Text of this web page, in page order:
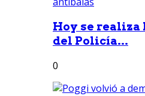
Hoy se
del Policía...
0